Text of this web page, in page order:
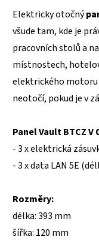
Elektricky otočný
všude tam, kde je
pracovních stolů a
místnostech,
elektrického motoru
neotočí, pokud je v
Panel Vault BTCZ V
- 3 x elektrická
- 3 x data LAN 5E
Rozměry:
délka: 393 mm
šířka: 120 mm